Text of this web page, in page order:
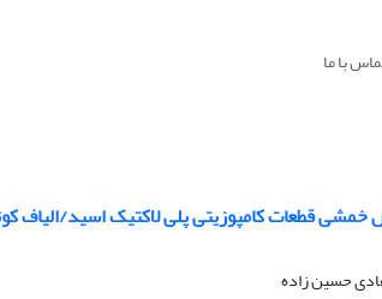
با ما
خمشی قطعات کامپوزیتی پلی لاکتیک اسید/
حسین زاده